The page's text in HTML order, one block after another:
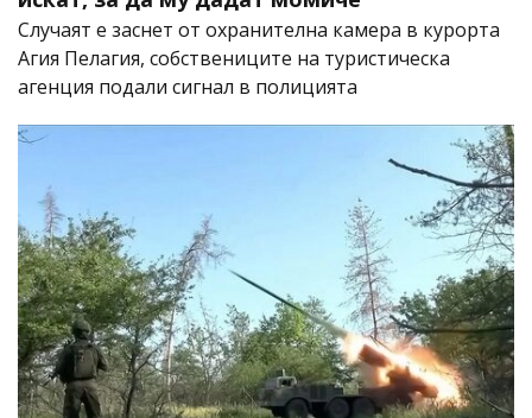
Случаят е заснет от охранителна камера в курорта
Агия Пелагия, собствениците на туристическа
агенция подали сигнал в полицията